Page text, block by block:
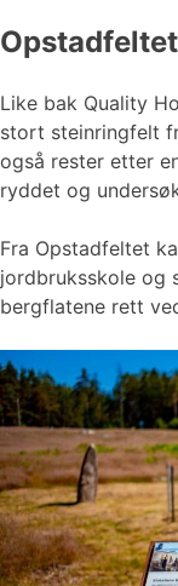
Like bak Quality
stort steinringfelt
også rester etter
ryddet og
Fra Opstadfeltet
jordbruksskole og
bergflatene rett